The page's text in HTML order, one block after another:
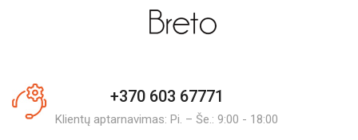
+370 603 67771
Klientų aptarnavimas: Pi. – Še.: 9:00 - 18:00